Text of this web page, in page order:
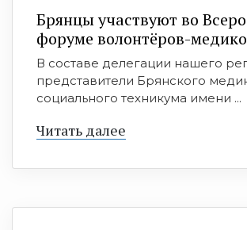
Брянцы участвуют во
форуме волонтёров-
В составе делегации нашего
представители Брянского
социального техникума имени ...
Читать далее